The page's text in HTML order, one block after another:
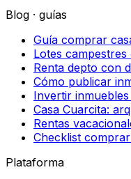
Blog · guías
Guía comprar
Lotes
Renta depto con
Cómo publicar
Invertir
Casa Cuarcita:
Rentas
Checklist
Plataforma